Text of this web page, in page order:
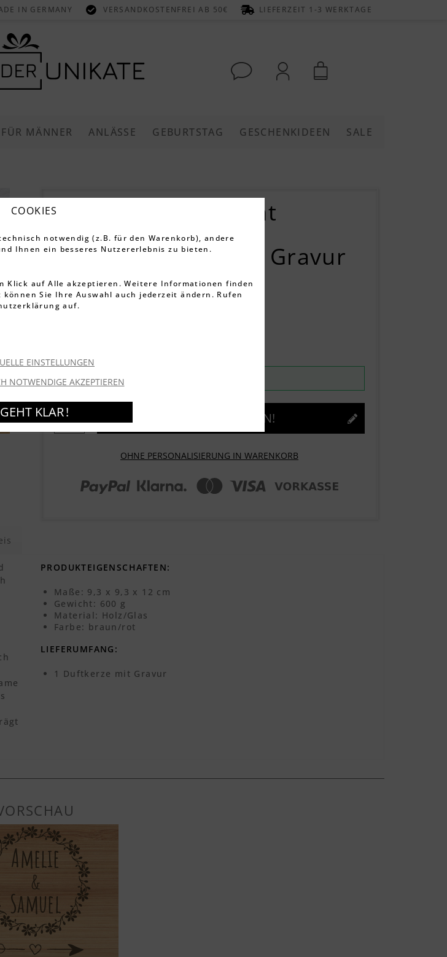
IN GERMANY VERSANDKOSTENFREI AB 50€ LIEFERZEIT 1-3 WERKTAGE
FÜR MÄNNER ANLÄSSE GEBURTSTAG GESCHENKIDEEN SALE
Personalisierte Zimt
Duftkerze groß mit
Bambusdeckel und Gravur
3.395 Bewertungen
22,99 €
Garantierter Versand
JETZT GESTALTEN!
OHNE PERSONALISIERUNG IN WARENKORB
PRODUKTEIGENSCHAFTEN:
Maße: 9,3 x 9,3 x 12 cm
Gewicht: 600 g
Material: Holz/Glas
Farbe: braun/rot
LIEFERUMFANG:
1 Duftkerze mit Gravur
COOKIES
notwendig (z.B. für den Warenkorb), andere
Ihnen ein besseres Nutzererlebnis zu bieten.
Klick auf Alle akzeptieren. Weitere Informationen finden
Sie Ihre Auswahl auch jederzeit ändern. Rufen
auf.
EINSTELLUNGEN
NOTWENDIGE AKZEPTIEREN
GEHT KLAR !